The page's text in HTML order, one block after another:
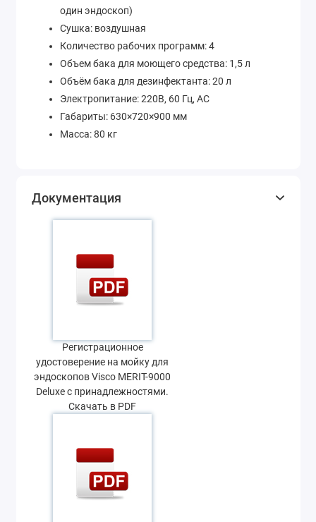
один эндоскоп)
Сушка: воздушная
Количество рабочих программ: 4
Объем бака для моющего средства: 1,5 л
Объём бака для дезинфектанта: 20 л
Электропитание: 220В, 60 Гц, AC
Габариты: 630×720×900 мм
Масса: 80 кг
Документация
Регистрационное
удостоверение на мойку для
эндоскопов Visco MERIT-9000
Deluxe с принадлежностями.
Скачать в PDF